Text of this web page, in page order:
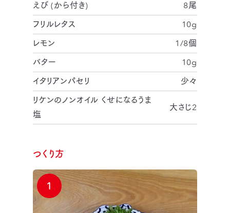
えび (から付き)
8尾
フリルレタス
10g
レモン
1/8個
バター
10g
イタリアンパセリ
少々
リケンのノンオイル くせになるうま
塩
大さじ2
つくり方
1